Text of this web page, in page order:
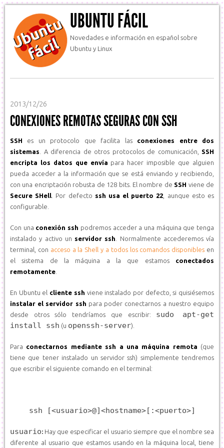
UBUNTU FÁCIL
Novedades e información en español sobre
Ubuntu y Linux
2013/12/26
CONEXIONES REMOTAS SEGURAS CON SSH
SSH es un protocolo que facilita las conexiones entre dos
sistemas . A diferencia de otros protocolos de comunicación, SSH
encripta los datos que envía para hacer imposible que alguien
pueda acceder a la información que se está enviando y recibiendo,
con una encriptación robusta de 128 bits. El nombre de SSH viene de
Secure SHell . Por defecto ssh usa el puerto 22 , aunque esto es
configurable.
Con una conexión ssh podremos acceder a una máquina que tenga
instalado y activo un servidor ssh . Normalmente accederemos vía
terminal, con acceso a la Shell y a todos los comandos disponibles en
el sistema de la máquina a la que estamos conectados
remotamente
En Ubuntu el cliente ssh viene instalado por defecto, si quisiésemos
instalar el servidor ssh para poder conectarnos a nuestro equipo
desde otros sólo tendríamos que escribir: sudo apt-get
install ssh (u openssh-server).
Para conectarnos mediante ssh a una máquina remota (que
tiene que tener instalado un servidor ssh) simplemente tendremos
que escribir el siguiente comando en el terminal:
ssh [<usuario>@]<hostname>[:<puerto>]
usuario: Hay que especificar el usuario siempre que el nombre sea
diferente al usuario que estamos usando en la máquina local, tiene